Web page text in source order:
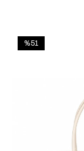
%51